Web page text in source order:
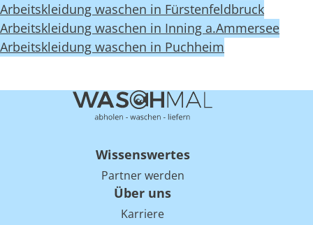
Arbeitskleidung waschen in Fürstenfeldbruck
Arbeitskleidung waschen in Inning a.Ammersee
Arbeitskleidung waschen in Puchheim
Wissenswertes
Partner werden
Über uns
Karriere